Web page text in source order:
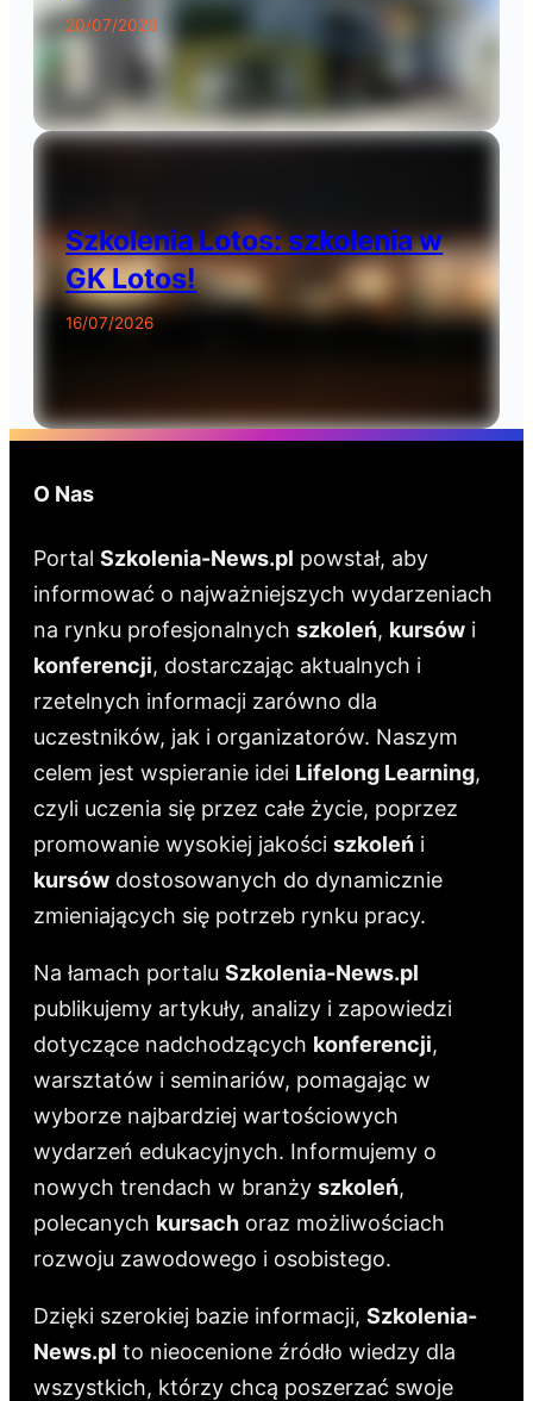
20/07/2026
Szkolenia Lotos: szkolenia w
GK Lotos!
16/07/2026
O Nas
Portal Szkolenia-News.pl powstał, aby
informować o najważniejszych wydarzeniach
na rynku profesjonalnych szkoleń, kursów i
konferencji, dostarczając aktualnych i
rzetelnych informacji zarówno dla
uczestników, jak i organizatorów. Naszym
celem jest wspieranie idei Lifelong Learning,
czyli uczenia się przez całe życie, poprzez
promowanie wysokiej jakości szkoleń i
kursów dostosowanych do dynamicznie
zmieniających się potrzeb rynku pracy.
Na łamach portalu Szkolenia-News.pl
publikujemy artykuły, analizy i zapowiedzi
dotyczące nadchodzących konferencji,
warsztatów i seminariów, pomagając w
wyborze najbardziej wartościowych
wydarzeń edukacyjnych. Informujemy o
nowych trendach w branży szkoleń,
polecanych kursach oraz możliwościach
rozwoju zawodowego i osobistego.
Dzięki szerokiej bazie informacji, Szkolenia-
News.pl to nieocenione źródło wiedzy dla
wszystkich, którzy chcą poszerzać swoje